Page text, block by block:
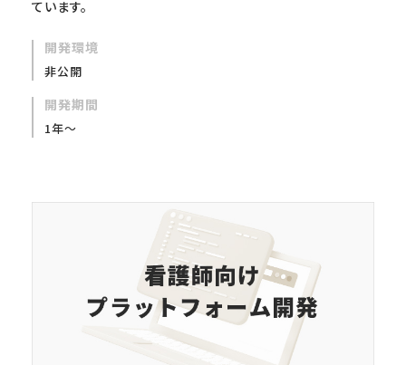
ています。
開発環境
非公開
開発期間
1年～
看護師向けプラットフォーム開発